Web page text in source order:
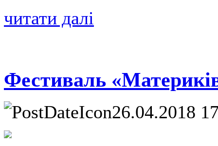
читати далі
Фестиваль
26.04.2018